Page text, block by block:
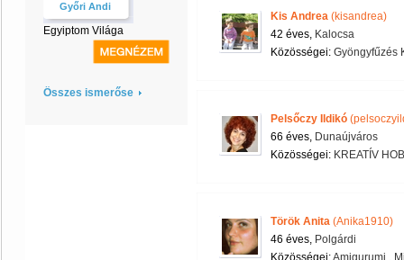
Győri Andi
Egyiptom Világa
Összes ismerőse
Kis Andrea (kisandrea)
42 éves, Kalocsa
Közösségei: Gyöngyfűzés
Pelsőczy Ildikó
66 éves, Dunaújváros
Közösségei: KREATÍV
Török Anita (Anika1910)
46 éves, Polgárdi
Közösségei:Amigurumi ,